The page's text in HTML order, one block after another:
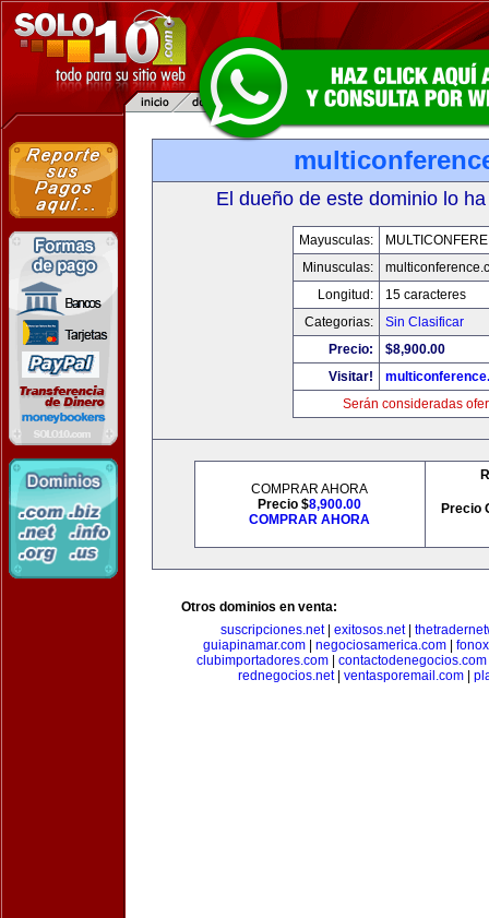
El dueño de este dominio lo
Mayusculas:
Minusculas:
Longitud:
15 caracteres
Categorias:
Sin Clasificar
Precio:
$8,900.00
Visitar!
Serán consideradas
COMPRAR AHORA
Precio $8,900.00
COMPRAR AHORA
Precio
Otros dominios en venta:
suscripciones.net| exitosos.net|
guiapinamar.com
negociosamerica.com
clubimportadores.com
contactodenegocios.com
rednegocios.net| ventasporemail.com